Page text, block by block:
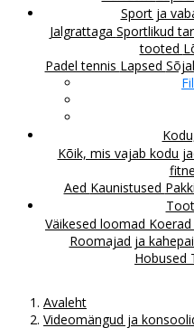
Sport ja
Jalgrattaga Sportlikud
tooted
Padel tennis Lapsed
Kõik, mis vajab kodu
Aed Kaunistused
Väikesed loomad Koerad
Roomajad ja
Hobused
Avaleht
Videomängud ja